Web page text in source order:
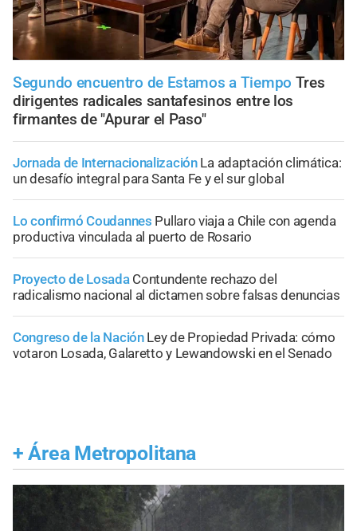
Segundo encuentro de Estamos a Tiempo Tres
dirigentes radicales santafesinos entre los
firmantes de "Apurar el Paso"
Jornada de Internacionalización La adaptación climática:
un desafío integral para Santa Fe y el sur global
Lo confirmó Coudannes Pullaro viaja a Chile con agenda
productiva vinculada al puerto de Rosario
Proyecto de Losada Contundente rechazo del
radicalismo nacional al dictamen sobre falsas denuncias
Congreso de la Nación Ley de Propiedad Privada: cómo
votaron Losada, Galaretto y Lewandowski en el Senado
+ Área Metropolitana